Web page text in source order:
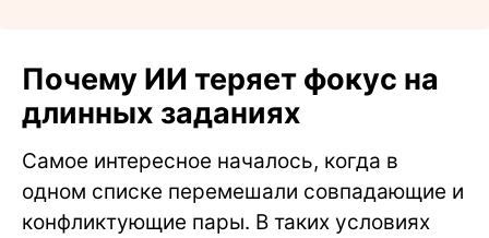
Почему ИИ теряет фокус на
длинных заданиях
Самое интересное началось, когда в
одном списке перемешали совпадающие и
конфликтующие пары. В таких условиях